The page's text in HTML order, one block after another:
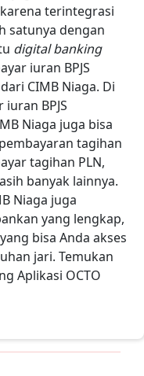
terintegrasi
satunya dengan
digital banking
iuran BPJS
CIMB Niaga. Di
BPJS
Niaga juga bisa
tagihan
tagihan PLN,
banyak lainnya.
Niaga juga
yang lengkap,
yang bisa Anda akses
jari. Temukan
Aplikasi OCTO